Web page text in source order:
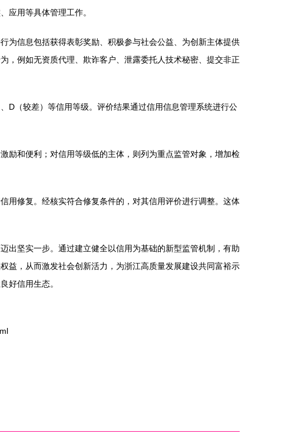
应用等具体管理工作。
为信息包括获得表彰奖励、积极参与社会公益、为创新主体提供
，例如无资质代理、欺诈客户、泄露委托人技术秘密、提交非正
D（较差）等信用等级。评价结果通过信用信息管理系统进行公
励和便利；对信用等级低的主体，则列为重点监管对象，增加检
用修复。经核实符合修复条件的，对其信用评价进行调整。这体
出坚实一步。通过建立健全以信用为基础的新型监管机制，有助
益，从而激发社会创新活力，为浙江高质量发展建设共同富裕示
好信用生态。